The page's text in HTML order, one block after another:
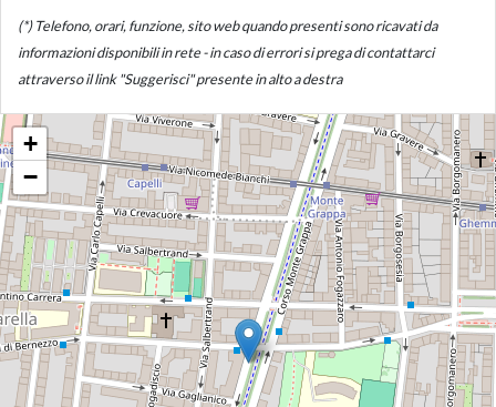
(*) Telefono, orari, funzione, sito web quando presenti sono ricavati da
informazioni disponibili in rete - in caso di errori si prega di contattarci
attraverso il link "Suggerisci" presente in alto a destra
+
−